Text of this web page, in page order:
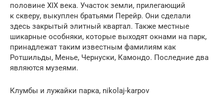
половине XIX века. Участок земли, прилегающий
к скверу, выкуплен братьями Перейр. Они сделали
здесь закрытый элитный квартал. Также местные
шикарные особняки, которые выходят окнами на парк,
принадлежат таким известным фамилиям как
Ротшильды, Менье, Чернуски, Камондо. Последние два
являются музеями.
Клумбы и лужайки парка, nikolaj-karpov